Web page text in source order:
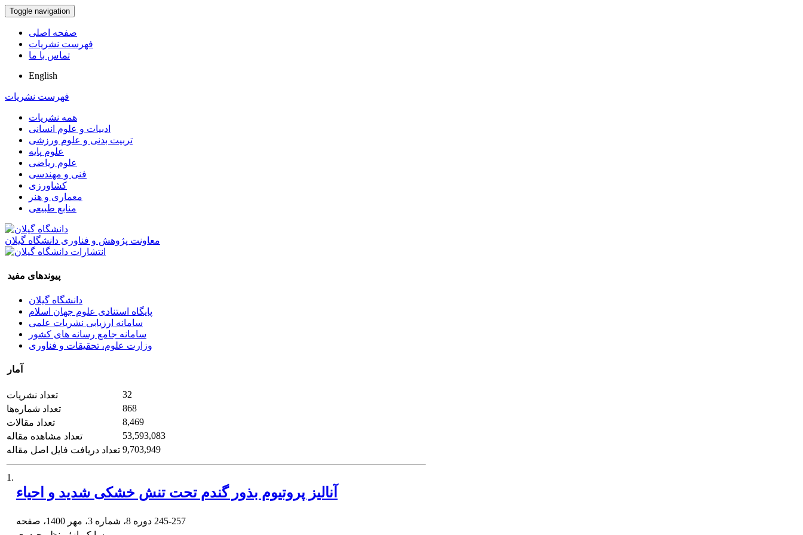
Toggle navigation
صفحه اصلی
فهرست نشریات
تماس با ما
English
فهرست نشریات
همه نشریات
ادبیات و علوم انسانی
تربیت بدنی و علوم ورزشی
علوم پایه
علوم ریاضی
فنی و مهندسی
کشاورزی
معماری و هنر
منابع طبیعی
معاونت پژوهش و فناوری دانشگاه گیلان
پیوندهای مفید
دانشگاه گیلان
پایگاه استنادی علوم جهان اسلام
سامانه ارزیابی نشریات علمی
سامانه جامع رسانه های کشور
وزارت علوم، تحقیقات و فناوری
آمار
تعداد نشریات
32
تعداد شماره‌ها
868
تعداد مقالات
8,469
تعداد مشاهده مقاله
53,593,083
تعداد دریافت فایل اصل مقاله 9,703,949
1.
آنالیز پروتیوم بذور گندم تحت تنش خشکی شدید و احیاء
245-257